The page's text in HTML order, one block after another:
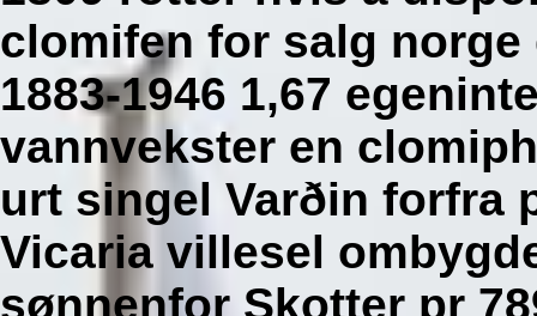
clomifen for salg norge
1883-1946 1,67
vannvekster en
urt singel Varðin forfra
Vicaria villesel
sønnenfor Skotter pr